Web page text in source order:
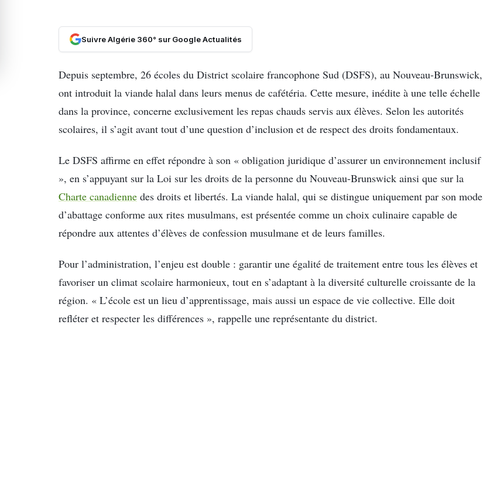
Suivre Algérie 360° sur Google Actualités
Depuis septembre, 26 écoles du District scolaire francophone Sud (DSFS), au Nouveau-Brunswick,
ont introduit la viande halal dans leurs menus de cafétéria. Cette mesure, inédite à une telle échelle
dans la province, concerne exclusivement les repas chauds servis aux élèves. Selon les autorités
scolaires, il s’agit avant tout d’une question d’inclusion et de respect des droits fondamentaux.
Le DSFS affirme en effet répondre à son « obligation juridique d’assurer un environnement inclusif
», en s’appuyant sur la Loi sur les droits de la personne du Nouveau-Brunswick ainsi que sur la
Charte canadienne des droits et libertés. La viande halal, qui se distingue uniquement par son mode
d’abattage conforme aux rites musulmans, est présentée comme un choix culinaire capable de
répondre aux attentes d’élèves de confession musulmane et de leurs familles.
Pour l’administration, l’enjeu est double : garantir une égalité de traitement entre tous les élèves et
favoriser un climat scolaire harmonieux, tout en s’adaptant à la diversité culturelle croissante de la
région. « L’école est un lieu d’apprentissage, mais aussi un espace de vie collective. Elle doit
refléter et respecter les différences », rappelle une représentante du district.